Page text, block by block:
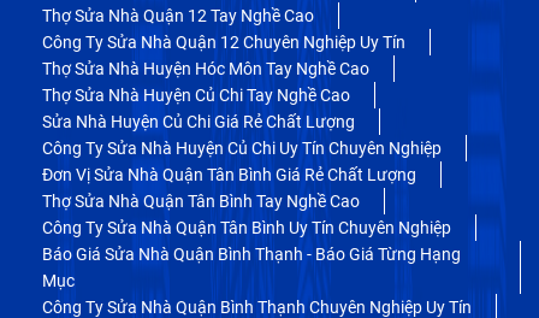
Thợ Sửa Nhà Quận 12 Tay Nghề Cao
Công Ty Sửa Nhà Quận 12 Chuyên Nghiệp Uy Tín
Thợ Sửa Nhà Huyện Hóc Môn Tay Nghề Cao
Thợ Sửa Nhà Huyện Củ Chi Tay Nghề Cao
Sửa Nhà Huyện Củ Chi Giá Rẻ Chất Lượng
Công Ty Sửa Nhà Huyện Củ Chi Uy Tín Chuyên Nghiệp
Đơn Vị Sửa Nhà Quận Tân Bình Giá Rẻ Chất Lượng
Thợ Sửa Nhà Quận Tân Bình Tay Nghề Cao
Công Ty Sửa Nhà Quận Tân Bình Uy Tín Chuyên Nghiệp
Báo Giá Sửa Nhà Quận Bình Thạnh - Báo Giá Từng Hạng
Mục
Công Ty Sửa Nhà Quận Bình Thạnh Chuyên Nghiệp Uy Tín